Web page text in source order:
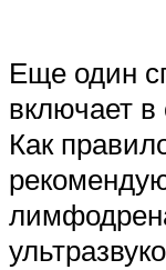
Еще один
включает
Как